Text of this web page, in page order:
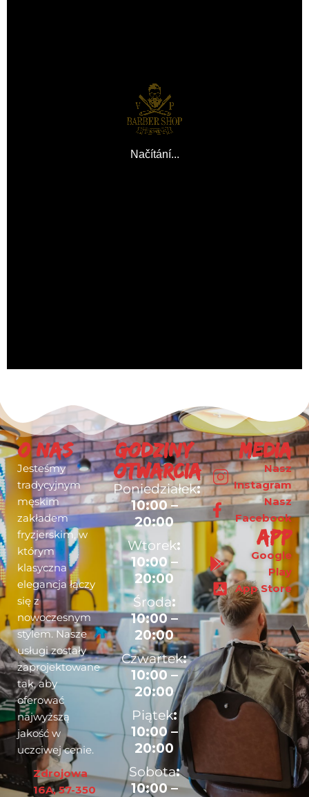
O nas
Jesteśmy
tradycyjnym
męskim
zakładem
fryzjerskim, w
którym
klasyczna
elegancja łączy
się z
nowoczesnym
stylem. Nasze
usługi zostały
zaprojektowane
tak, aby
oferować
najwyższą
jakość w
uczciwej cenie.
Zdrojowa
16A, 57-350
Godziny
otwarcia
Poniedziałek:
10:00 –
20:00
Wtorek:
10:00 –
20:00
Środa:
10:00 –
20:00
Czwartek:
10:00 –
20:00
Piątek:
10:00 –
20:00
Sobota:
10:00 –
Media
Nasz
Instagram
Nasz
Facebook
app
Google
Play
App Store